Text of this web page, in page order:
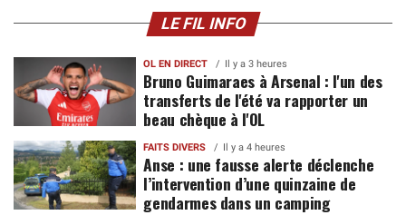
LE FIL INFO
OL EN DIRECT Il y a 3 heures
Bruno Guimaraes à Arsenal : l'un des
transferts de l'été va rapporter un
beau chèque à l'OL
FAITS DIVERS Il y a 4 heures
Anse : une fausse alerte déclenche
l’intervention d’une quinzaine de
gendarmes dans un camping